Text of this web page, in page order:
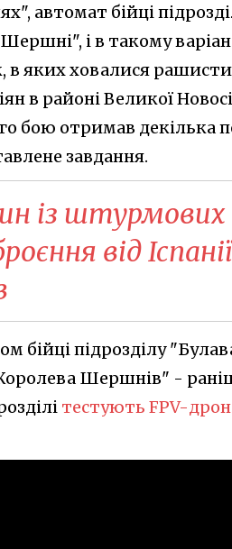
автомат бійці
і в такому
в яких ховалися рашисти
в районі Великої
бою отримав декілька
завдання.
із штурмових
від
бійці підрозділу
Шершнів" -
тестують FPV-дрон